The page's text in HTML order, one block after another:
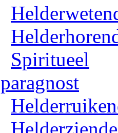
Spiritueel
paragnost
Helderziende